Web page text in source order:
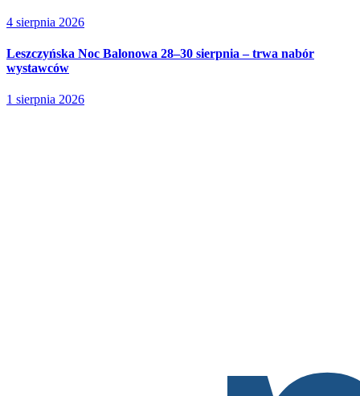
4 sierpnia 2026
Leszczyńska Noc Balonowa 28–30 sierpnia – trwa nabór
wystawców
1 sierpnia 2026